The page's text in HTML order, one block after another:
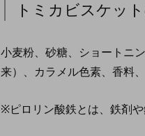
トミカビスケッ
小麦粉、砂糖、ショートニ
来）、カラメル色素、香料
※ピロリン酸鉄とは、鉄剤や